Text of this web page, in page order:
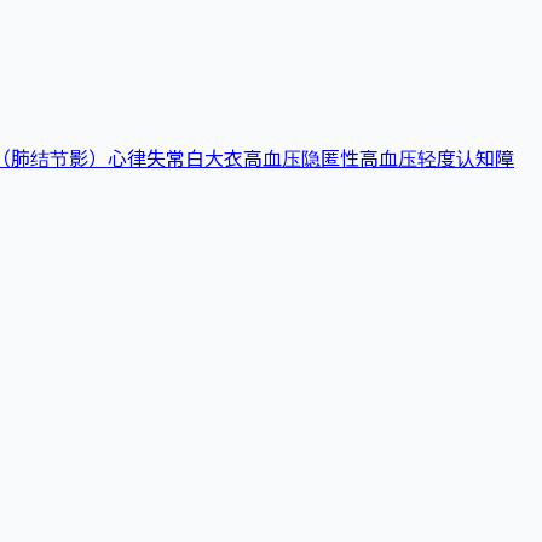
结节影） 心律失常白大衣高血压隐匿性高血压轻度认知障